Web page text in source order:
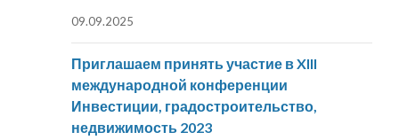
09.09.2025
Приглашаем принять участие в XIII
международной конференции
Инвестиции, градостроительство,
недвижимость 2023